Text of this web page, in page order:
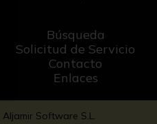
Búsqueda
Solicitud de Servicio
Contacto
Enlaces
Software S.L.